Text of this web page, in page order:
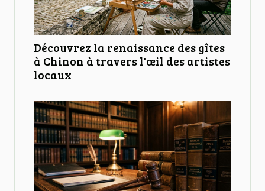
Découvrez la renaissance des gîtes
à Chinon à travers l'œil des artistes
locaux